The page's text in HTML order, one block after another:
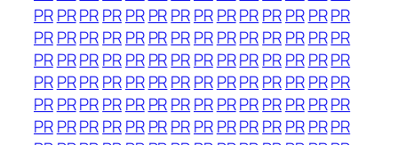
PRPRPRPRPR PRPRPRPRPRPRPR PRPR
PRPRPRPRPR PRPRPRPRPRPRPR PRPR
PRPRPRPRPR PRPRPRPRPRPRPR PRPR
PRPRPRPRPR PRPRPRPRPRPRPR PRPR
PRPRPRPRPR PRPRPRPRPRPRPR PRPR
PRPRPRPRPR PRPRPRPRPRPRPR PRPR